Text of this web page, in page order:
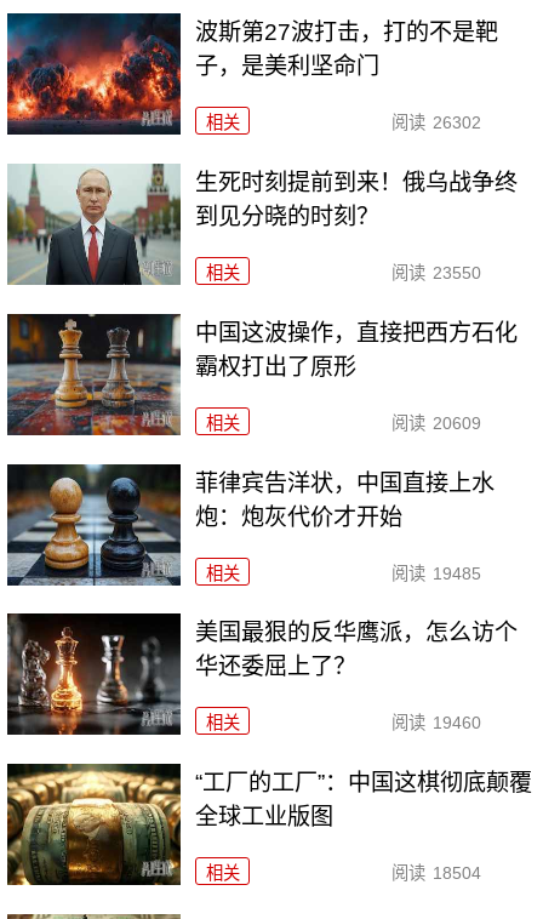
波斯第27波打击，打的不是靶
子，是美利坚命门
相关 阅读 26302
生死时刻提前到来！俄乌战争终
到见分晓的时刻？
相关 阅读 23550
中国这波操作，直接把西方石化
霸权打出了原形
相关 阅读 20609
菲律宾告洋状，中国直接上水
炮：炮灰代价才开始
相关 阅读 19485
美国最狠的反华鹰派，怎么访个
华还委屈上了？
相关 阅读 19460
“工厂的工厂”：中国这棋彻底颠覆
全球工业版图
相关 阅读 18504